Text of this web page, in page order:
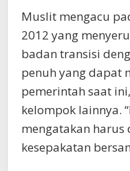
Muslit mengacu
2012 yang
badan transisi
penuh yang dapat
pemerintah saat
kelompok lainnya.
mengatakan
kesepakatan